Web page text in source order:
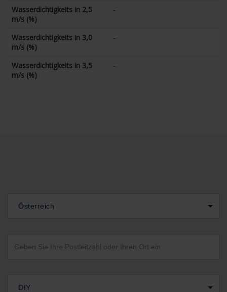
Wasserdichtigkeits in 2,5
m/s (%)
-
Wasserdichtigkeits in 3,0
m/s (%)
-
Wasserdichtigkeits in 3,5
m/s (%)
-
Österreich
DIY